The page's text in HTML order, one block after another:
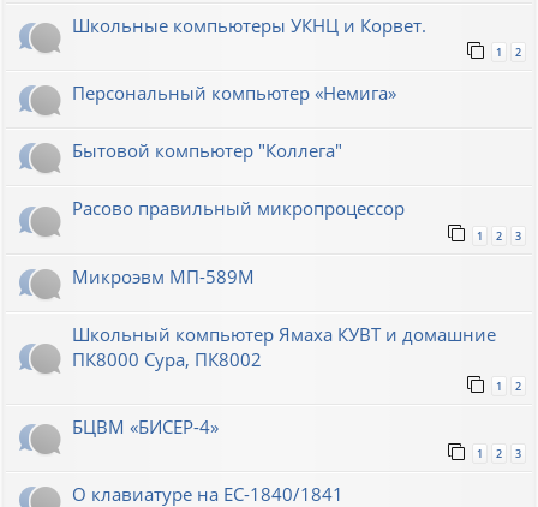
Школьные компьютеры УКНЦ и Корвет.
1 2
Персональный компьютер «Немига»
Бытовой компьютер "Коллега"
Расово правильный микропроцессор
1 2 3
Микроэвм МП-589М
Школьный компьютер Ямаха КУВТ и домашние
ПК8000 Сура, ПК8002
1 2
БЦВМ «БИСЕР-4»
1 2 3
О клавиатуре на ЕС-1840/1841